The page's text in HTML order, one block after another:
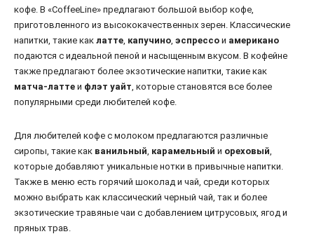
кофе. В «CoffeeLine» предлагают большой выбор кофе,
приготовленного из высококачественных зерен. Классические
напитки, такие как латте, капучино, эспрессо и американо
подаются с идеальной пеной и насыщенным вкусом. В кофейне
также предлагают более экзотические напитки, такие как
матча-латте и флэт уайт, которые становятся все более
популярными среди любителей кофе.
Для любителей кофе с молоком предлагаются различные
сиропы, такие как ванильный, карамельный и ореховый,
которые добавляют уникальные нотки в привычные напитки.
Также в меню есть горячий шоколад и чай, среди которых
можно выбрать как классический черный чай, так и более
экзотические травяные чаи с добавлением цитрусовых, ягод и
пряных трав.